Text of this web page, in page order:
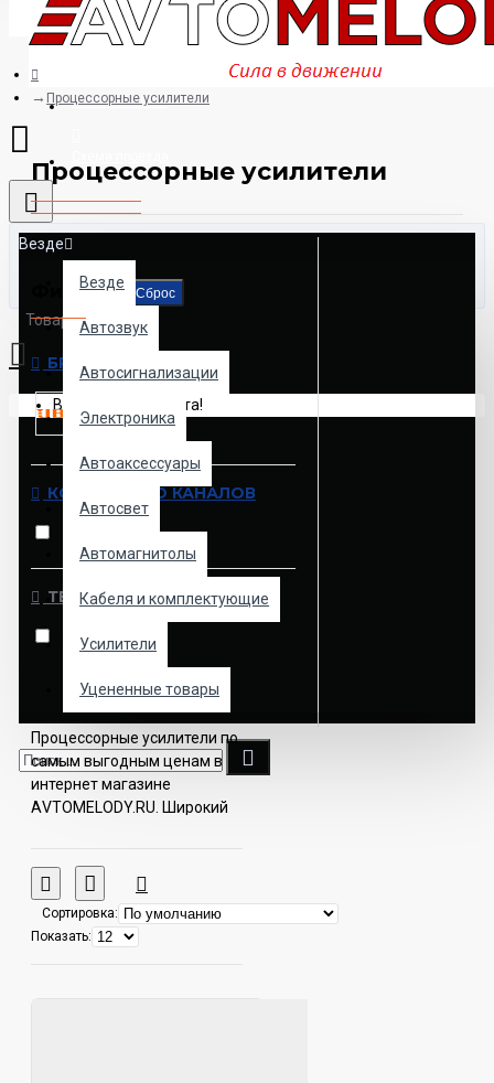
Регистрация
8925-507-78-06
Везде
Везде
Автозвук
Автосигнализации
Электроника
Автоаксессуары
Автосвет
Автомагнитолы
Кабеля и комплектующие
Усилители
Уцененные товары
Товаров: 0 (0.00р.)
Ваша корзина пуста!
Процессорные усилители
Процессорные усилители
Фильтр Сброс
БРЕНД
КОЛИЧЕСТВО КАНАЛОВ
ТЕГИ
DSP 2544 JBL
Процессорные усилители по
самым выгодным ценам в
интернет магазине
АVTOMELODY.RU. Широкий
ознакомиться с ценами,
отзывами, фотографиями и
подробными
характеристиками товаров.
Сортировка:
Показать: